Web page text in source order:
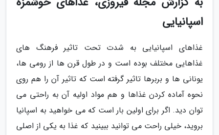
اسپانیایی
غذاهای اسپانیایی به شدت تحت تاثیر فرهنگ های
غذاهایی مختلف بوده است و در طول قرن ها از رومی ها،
یونانی ها و بربرها تاثیر گرفته است که تاثیر آن را هم روی
نحوه آماده کردن غذاها و هم مواد اولیه آن به راحتی می
توان دید. اگر برای اولین بار است که می خواهید به اسپانیا
بروید، خیلی راحت می توانید ببینید که غذا به یکی از اصلی